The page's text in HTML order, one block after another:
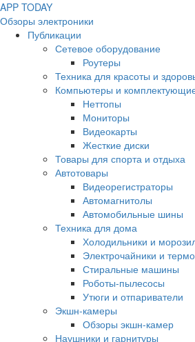
APP TODAY
Обзоры электроники
Публикации
Сетевое оборудование
Роутеры
Техника для красоты и
Компьютеры и
Неттопы
Мониторы
Видеокарты
Жесткие диски
Товары для спорта и отдыха
Автотовары
Видеорегистраторы
Автомагнитолы
Автомобильные шины
Техника для дома
Холодильники и
Электрочайники и
Стиральные машины
Роботы-пылесосы
Утюги и отпариватели
Экшн-камеры
Обзоры экшн-камер
Наушники и гарнитуры